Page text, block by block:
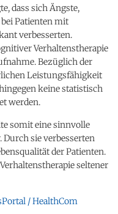
dass sich Ängste,
Patienten mit
verbesserten.
Verhaltenstherapie
Bezüglich der
Leistungsfähigkeit
keine statistisch
werden.
somit eine sinnvolle
Durch sie verbesserten
der Patienten.
seltener
/ HealthCom